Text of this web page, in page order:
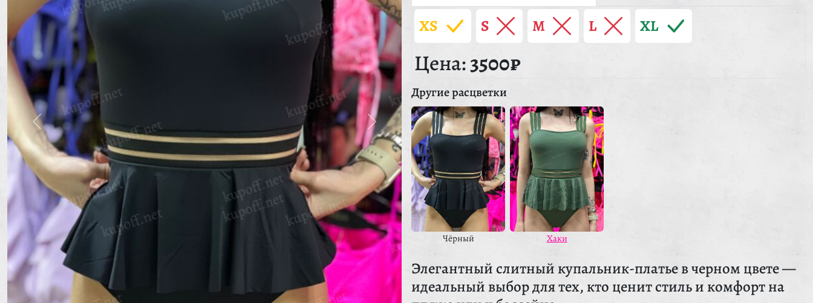
XS S M L XL
Цена:3500₽
Другие расцветки
Чёрный Хаки
Элегантный слитный купальник-платье в черном цвете —
идеальный выбор для тех, кто ценит стиль и комфорт на